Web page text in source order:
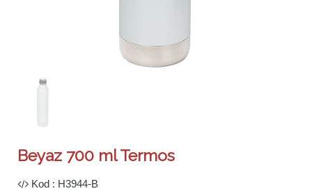
Beyaz 700 ml Termos
Kod : H3944-B